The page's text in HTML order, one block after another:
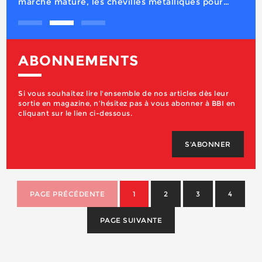
ABONNEMENTS
Si vous souhaitez lire l'ensemble de nos articles dès leur
sortie en magazine, n’hésitez pas à vous abonner à BBI en
cliquant sur le lien ci-dessous.
S'ABONNER
PAGE PRÉCÉDENTE 1 2 3 4
PAGE SUIVANTE